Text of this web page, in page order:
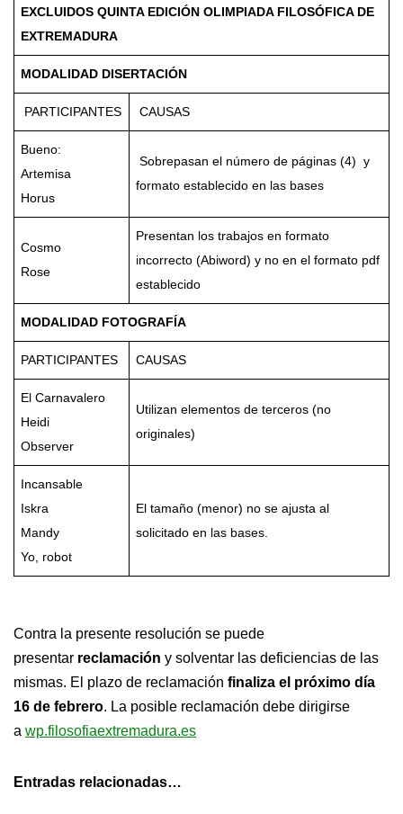
EXCLUIDOS QUINTA EDICIÓN OLIMPIADA FILOSÓFICA DE
EXTREMADURA
MODALIDAD DISERTACIÓN
PARTICIPANTES CAUSAS
Bueno:
Artemisa
Horus
Sobrepasan el número de páginas (4) y
formato establecido en las bases
Cosmo
Rose
Presentan los trabajos en formato
incorrecto (Abiword) y no en el formato pdf
establecido
MODALIDAD FOTOGRAFÍA
PARTICIPANTES CAUSAS
El Carnavalero
Heidi
Observer
Utilizan elementos de terceros (no
originales)
Incansable
Iskra
Mandy
Yo, robot
El tamaño (menor) no se ajusta al
solicitado en las bases.
Contra la presente resolución se puede
presentar reclamación y solventar las deficiencias de las
mismas. El plazo de reclamación finaliza el próximo día
16 de febrero. La posible reclamación debe dirigirse
a wp.filosofiaextremadura.es
Entradas relacionadas…